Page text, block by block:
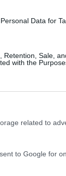
Data for
Retention, Sale,
with the
related to
to Google for